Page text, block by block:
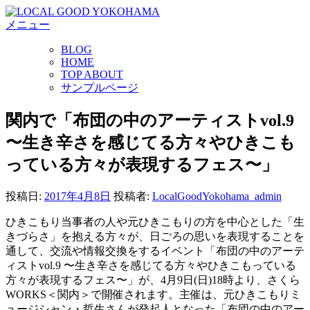
コ
ン
キ
ッ
プ
メニュー
BLOG
HOME
TOP ABOUT
サンプルページ
関内で「布団の中のアーティストvol.9
〜生き辛さを感じてる方々やひきこも
っている方々が表現するフェス〜」
投稿日: 2017年4月8日 投稿者: LocalGoodYokohama_admin
ひきこもり当事者の人や元ひきこもりの方を中心とした「生
きづらさ」を抱える方々が、日ごろの思いを表現することを
通して、交流や情報交換をするイベント「布団の中のアーテ
ィストvol.9 〜生き辛さを感じてる方々やひきこもっている
方々が表現するフェス〜」が、4月9日(日)18時より、さくら
WORKS＜関内＞で開催されます。主催は、元ひきこもりミ